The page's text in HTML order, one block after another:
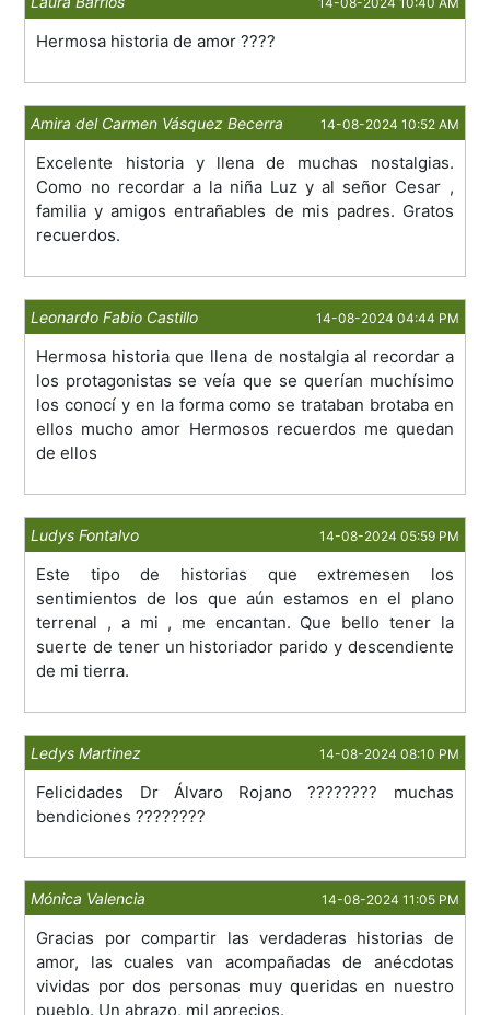
Hermosa historia de amor ????
Amira del Carmen Vásquez Becerra 14-08-2024 10:52 AM
Excelente historia y llena de muchas nostalgias.
Como no recordar a la niña Luz y al señor Cesar ,
familia y amigos entrañables de mis padres. Gratos
recuerdos.
Leonardo Fabio Castillo 14-08-2024 04:44 PM
Hermosa historia que llena de nostalgia al recordar a
los protagonistas se veía que se querían muchísimo
los conocí y en la forma como se trataban brotaba en
ellos mucho amor Hermosos recuerdos me quedan
de ellos
Ludys Fontalvo 14-08-2024 05:59 PM
Este tipo de historias que extremesen los
sentimientos de los que aún estamos en el plano
terrenal , a mi , me encantan. Que bello tener la
suerte de tener un historiador parido y descendiente
de mi tierra.
Ledys Martinez 14-08-2024 08:10 PM
Felicidades Dr Álvaro Rojano ???????? muchas
bendiciones ????????
Mónica Valencia 14-08-2024 11:05 PM
Gracias por compartir las verdaderas historias de
amor, las cuales van acompañadas de anécdotas
vividas por dos personas muy queridas en nuestro
pueblo. Un abrazo, mil aprecios.